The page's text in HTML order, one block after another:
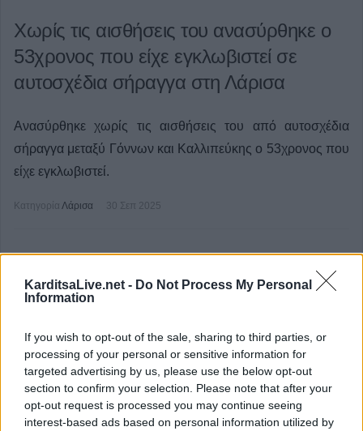
KarditsaLive.net - Do Not Process My Personal
Information
If you wish to opt-out of the sale, sharing to third parties, or
processing of your personal or sensitive information for
targeted advertising by us, please use the below opt-out
section to confirm your selection. Please note that after your
opt-out request is processed you may continue seeing
interest-based ads based on personal information utilized by
Χωρίς τις αισθήσεις του ανασύρθηκε ο
53χρονος που είχε εγκλωβιστεί σε
αυτοσχέδια σήραγγα στη Λάρισα
Ανασύρθηκε χωρίς τις αισθήσεις του από αυτοσχέδια
σήραγγα μεταξύ Γόννων και Καλλιπεύκης ο 53χρονος που
είχε εγκλωβιστεί.
Κατηγορία Λάρισα 30 Σεπ 2025